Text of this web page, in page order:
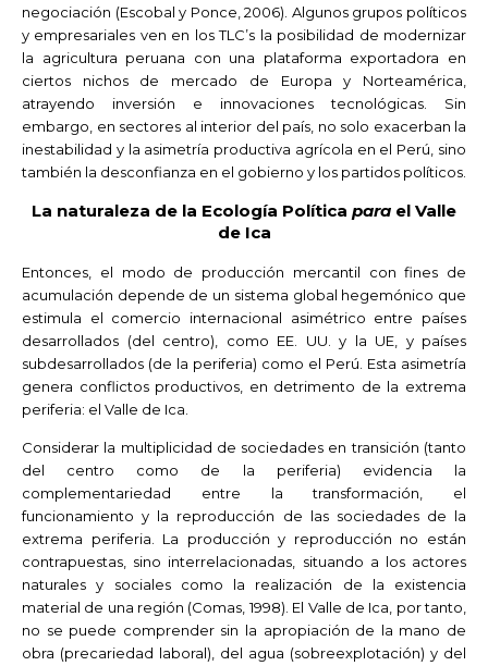
negociación (Escobal y Ponce, 2006). Algunos grupos políticos
y empresariales ven en los TLC’s la posibilidad de modernizar
la agricultura peruana con una plataforma exportadora en
ciertos nichos de mercado de Europa y Norteamérica,
atrayendo inversión e innovaciones tecnológicas. Sin
embargo, en sectores al interior del país, no solo exacerban la
inestabilidad y la asimetría productiva agrícola en el Perú, sino
también la desconfianza en el gobierno y los partidos políticos.
La naturaleza de la Ecología Política para el Valle
de Ica
Entonces, el modo de producción mercantil con fines de
acumulación depende de un sistema global hegemónico que
estimula el comercio internacional asimétrico entre países
desarrollados (del centro), como EE. UU. y la UE, y países
subdesarrollados (de la periferia) como el Perú. Esta asimetría
genera conflictos productivos, en detrimento de la extrema
periferia: el Valle de Ica.
Considerar la multiplicidad de sociedades en transición (tanto
del centro como de la periferia) evidencia la
complementariedad entre la transformación, el
funcionamiento y la reproducción de las sociedades de la
extrema periferia. La producción y reproducción no están
contrapuestas, sino interrelacionadas, situando a los actores
naturales y sociales como la realización de la existencia
material de una región (Comas, 1998). El Valle de Ica, por tanto,
no se puede comprender sin la apropiación de la mano de
obra (precariedad laboral), del agua (sobreexplotación) y del